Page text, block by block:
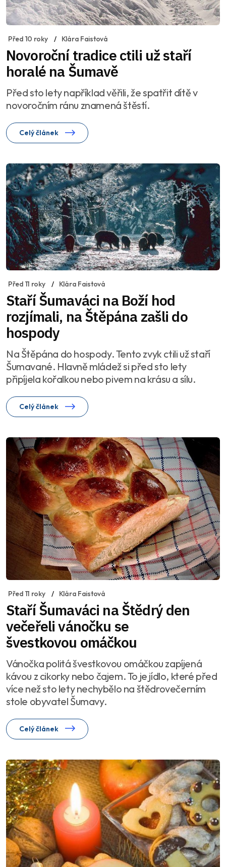
Před 10 roky Klára Faistová
Novoroční tradice ctili už staří
horalé na Šumavě
Před sto lety například věřili, že spatřit dítě v
novoročním ránu znamená štěstí.
Celý článek
Před 11 roky Klára Faistová
Staří Šumaváci na Boží hod
rozjímali, na Štěpána zašli do
hospody
Na Štěpána do hospody. Tento zvyk ctili už staří
Šumavané. Hlavně mládež si před sto lety
připíjela kořalkou nebo pivem na krásu a sílu.
Celý článek
Před 11 roky Klára Faistová
Staří Šumaváci na Štědrý den
večeřeli vánočku se
švestkovou omáčkou
Vánočka politá švestkovou omáčkou zapíjená
kávou z cikorky nebo čajem. To je jídlo, které před
více než sto lety nechybělo na štědrovečerním
stole obyvatel Šumavy.
Celý článek